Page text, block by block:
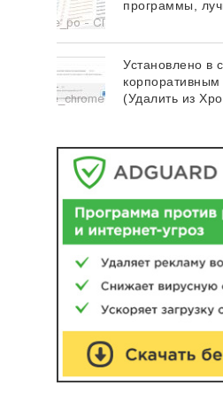
программы,
Установлено в
(Удалить из